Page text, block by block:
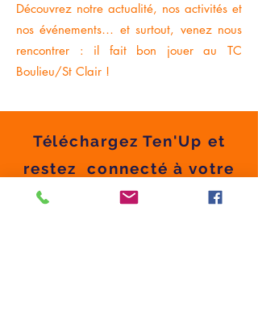
Découvrez notre actualité, nos activités et
nos événements… et surtout, venez nous
rencontrer : il fait bon jouer au TC
Boulieu/St Clair !
Téléchargez Ten'Up et
restez connecté à votre
club !